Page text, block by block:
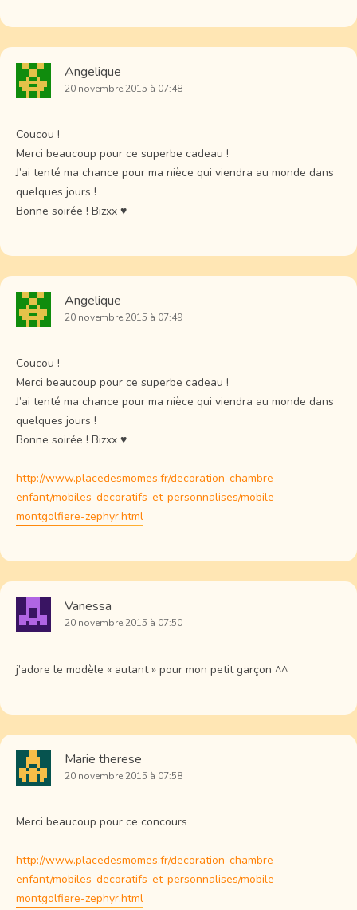
Angelique
20 novembre 2015 à 07:48
Coucou !
Merci beaucoup pour ce superbe cadeau !
J’ai tenté ma chance pour ma nièce qui viendra au monde dans
quelques jours !
Bonne soirée ! Bizxx ♥
Angelique
20 novembre 2015 à 07:49
Coucou !
Merci beaucoup pour ce superbe cadeau !
J’ai tenté ma chance pour ma nièce qui viendra au monde dans
quelques jours !
Bonne soirée ! Bizxx ♥
http://www.placedesmomes.fr/decoration-chambre-
enfant/mobiles-decoratifs-et-personnalises/mobile-
montgolfiere-zephyr.html
Vanessa
20 novembre 2015 à 07:50
j’adore le modèle « autant » pour mon petit garçon ^^
Marie therese
20 novembre 2015 à 07:58
Merci beaucoup pour ce concours
http://www.placedesmomes.fr/decoration-chambre-
enfant/mobiles-decoratifs-et-personnalises/mobile-
montgolfiere-zephyr.html